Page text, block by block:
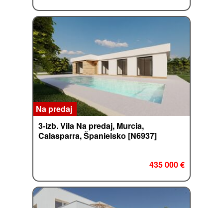
Na predaj
3-izb. Vila Na predaj, Murcia,
Calasparra, Španielsko [N6937]
435 000 €